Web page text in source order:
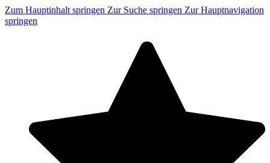
Zum Hauptinhalt springen Zur Suche springen Zur Hauptnavigation
springen